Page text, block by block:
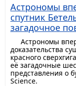
Астрономы
спутник
загадочное
Астрономы
доказательства
красного
её загадочные
представления о
Science.